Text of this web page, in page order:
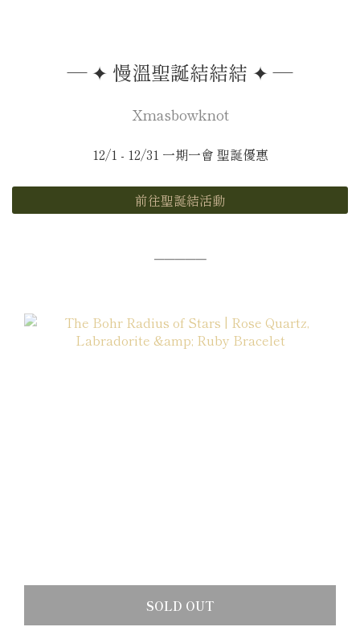
— ✦ 慢溫聖誕結結結 ✦ —
Xmasbowknot
12/1 - 12/31 一期一會 聖誕優惠
前往聖誕結活動
─────
SOLD OUT